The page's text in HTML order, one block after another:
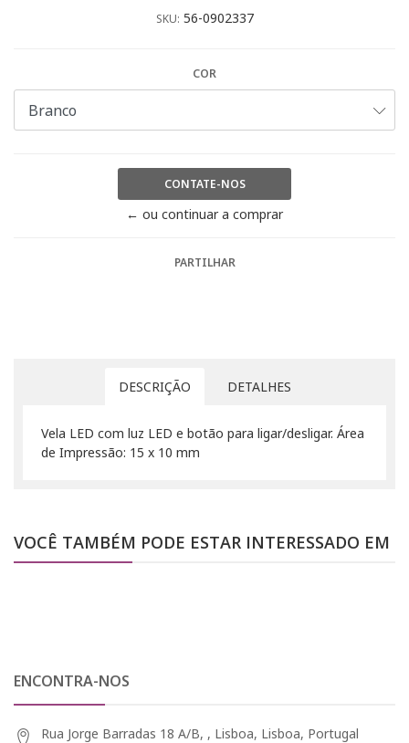
SKU: 56-0902337
COR
CONTATE-NOS
← ou continuar a comprar
PARTILHAR
DESCRIÇÃO DETALHES
Vela LED com luz LED e botão para ligar/desligar. Área
de Impressão: 15 x 10 mm
VOCÊ TAMBÉM PODE ESTAR INTERESSADO EM
ENCONTRA-NOS
Rua Jorge Barradas 18 A/B, , Lisboa, Lisboa, Portugal